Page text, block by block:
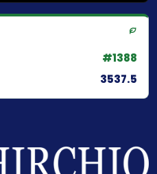
#1388
3537.5